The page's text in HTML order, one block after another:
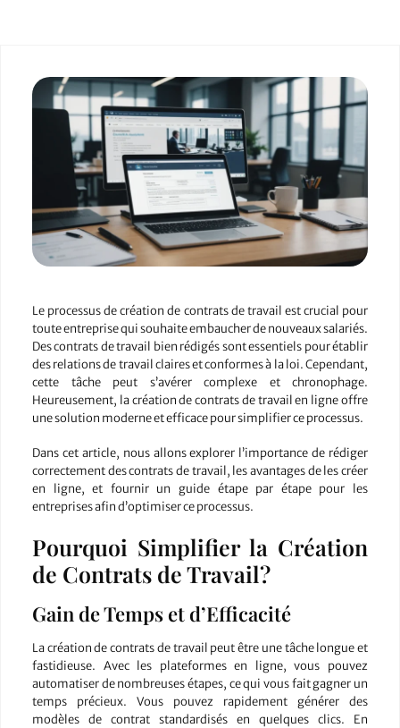
Le processus de création de contrats de travail est crucial pour
toute entreprise qui souhaite embaucher de nouveaux salariés.
Des contrats de travail bien rédigés sont essentiels pour établir
des relations de travail claires et conformes à la loi. Cependant,
cette tâche peut s’avérer complexe et chronophage.
Heureusement, la création de contrats de travail en ligne offre
une solution moderne et efficace pour simplifier ce processus.
Dans cet article, nous allons explorer l’importance de rédiger
correctement des contrats de travail, les avantages de les créer
en ligne, et fournir un guide étape par étape pour les
entreprises afin d’optimiser ce processus.
Pourquoi Simplifier la Création
de Contrats de Travail?
Gain de Temps et d’Efficacité
La création de contrats de travail peut être une tâche longue et
fastidieuse. Avec les plateformes en ligne, vous pouvez
automatiser de nombreuses étapes, ce qui vous fait gagner un
temps précieux. Vous pouvez rapidement générer des
modèles de contrat standardisés en quelques clics. En